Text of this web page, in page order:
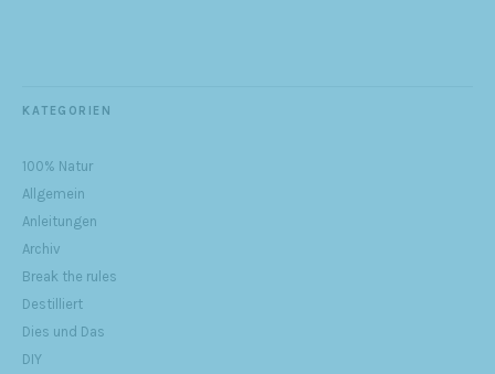
KATEGORIEN
100% Natur
Allgemein
Anleitungen
Archiv
Break the rules
Destilliert
Dies und Das
DIY